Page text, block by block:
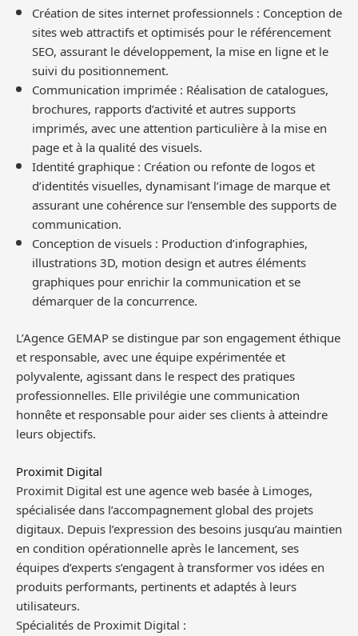
Création de sites internet professionnels : Conception de
sites web attractifs et optimisés pour le référencement
SEO, assurant le développement, la mise en ligne et le
suivi du positionnement.
Communication imprimée : Réalisation de catalogues,
brochures, rapports d’activité et autres supports
imprimés, avec une attention particulière à la mise en
page et à la qualité des visuels.
Identité graphique : Création ou refonte de logos et
d’identités visuelles, dynamisant l’image de marque et
assurant une cohérence sur l’ensemble des supports de
communication.
Conception de visuels : Production d’infographies,
illustrations 3D, motion design et autres éléments
graphiques pour enrichir la communication et se
démarquer de la concurrence.
L’Agence GEMAP se distingue par son engagement éthique
et responsable, avec une équipe expérimentée et
polyvalente, agissant dans le respect des pratiques
professionnelles. Elle privilégie une communication
honnête et responsable pour aider ses clients à atteindre
leurs objectifs.
Proximit Digital
Proximit Digital est une agence web basée à Limoges,
spécialisée dans l’accompagnement global des projets
digitaux. Depuis l’expression des besoins jusqu’au maintien
en condition opérationnelle après le lancement, ses
équipes d’experts s’engagent à transformer vos idées en
produits performants, pertinents et adaptés à leurs
utilisateurs.
Spécialités de Proximit Digital :